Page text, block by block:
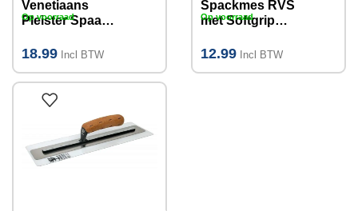
Venetiaans
Pleister Spaan
240x115mm
18.99 Incl BTW
Op voorraad
Spackmes RVS
met Softgrip
500mm
12.99 Incl BTW
Op voorraad